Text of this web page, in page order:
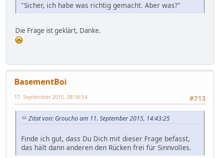
"Sicher, ich habe was richtig gemacht. Aber was?"
Die Frage ist geklärt, Danke.
BasementBoi
#713
17. September 2015, 08:56:54
Zitat von: Groucho am 11. September 2015, 14:43:25
Finde ich gut, dass Du Dich mit dieser Frage befasst,
das hält dann anderen den Rücken frei für Sinnvolles.